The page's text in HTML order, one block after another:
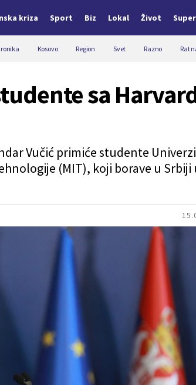
kriza Sport Biz Lokal Život
Kosovo Region Svet Razno Rat
sa
Vučić primiće studente
(MIT), koji borave u Srbiji